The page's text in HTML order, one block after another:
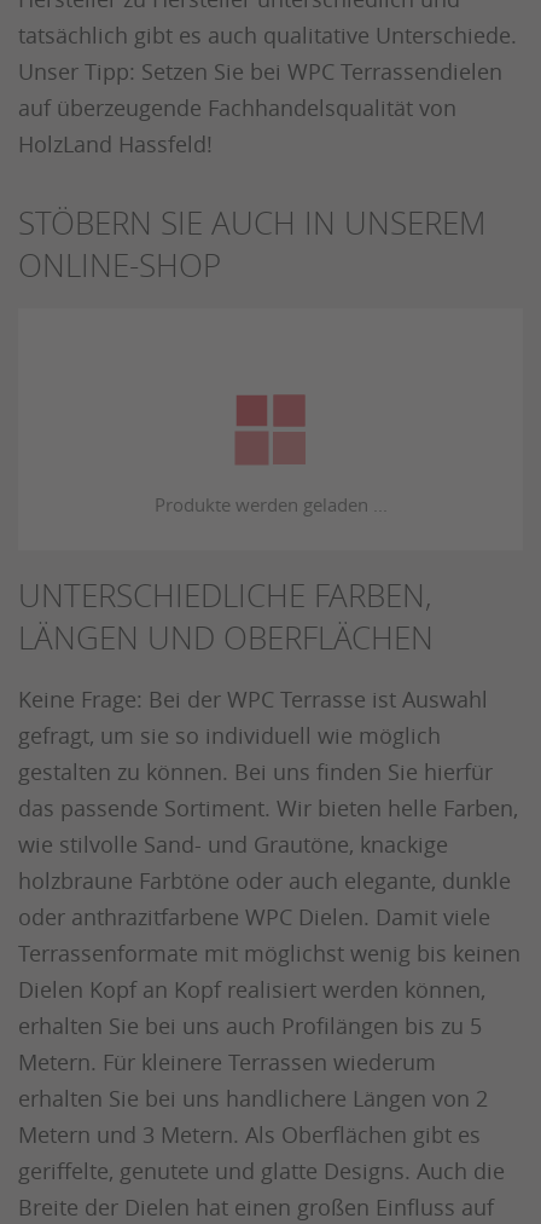
tatsächlich gibt es auch qualitative Unterschiede.
Unser Tipp: Setzen Sie bei WPC Terrassendielen
auf überzeugende Fachhandelsqualität von
HolzLand Hassfeld!
STÖBERN SIE AUCH IN UNSEREM
ONLINE-SHOP
UNTERSCHIEDLICHE FARBEN,
LÄNGEN UND OBERFLÄCHEN
Keine Frage: Bei der WPC Terrasse ist Auswahl
gefragt, um sie so individuell wie möglich
gestalten zu können. Bei uns finden Sie hierfür
das passende Sortiment. Wir bieten helle Farben,
wie stilvolle Sand- und Grautöne, knackige
holzbraune Farbtöne oder auch elegante, dunkle
oder anthrazitfarbene WPC Dielen. Damit viele
Terrassenformate mit möglichst wenig bis keinen
Dielen Kopf an Kopf realisiert werden können,
erhalten Sie bei uns auch Profilängen bis zu 5
Metern. Für kleinere Terrassen wiederum
erhalten Sie bei uns handlichere Längen von 2
Metern und 3 Metern. Als Oberflächen gibt es
geriffelte, genutete und glatte Designs. Auch die
Breite der Dielen hat einen großen Einfluss auf